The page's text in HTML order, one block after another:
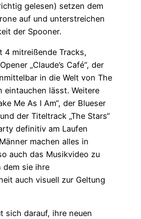
gelesen) setzen dem
auf und unterstreichen
der Spooner.
4 mitreißende Tracks,
„Claude’s Café“, der
in die Welt von The
eintauchen lässt. Weitere
Me As I Am“, der Blueser
der Titeltrack „The Stars“
definitiv am Laufen
machen alles in
auch das Musikvideo zu
dem sie ihre
auch visuell zur Geltung
sich darauf, ihre neuen